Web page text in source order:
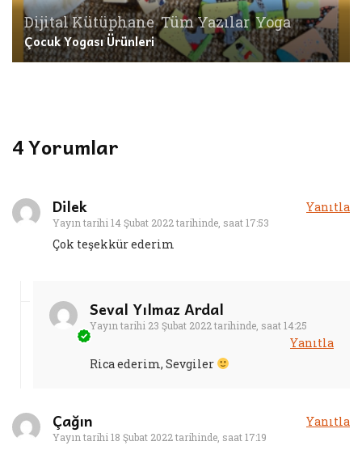
Dijital Kütüphane,Tüm Yazılar,Yoga
Çocuk Yogası Ürünleri
4 Yorumlar
Dilek
Yayın tarihi 14 Şubat 2022 tarihinde, saat 17:53
Yanıtla
Çok teşekkür ederim
Seval Yılmaz Ardal
Yayın tarihi 23 Şubat 2022 tarihinde, saat 14:25
Yanıtla
Rica ederim, Sevgiler
Çağın
Yayın tarihi 18 Şubat 2022 tarihinde, saat 17:19
Yanıtla